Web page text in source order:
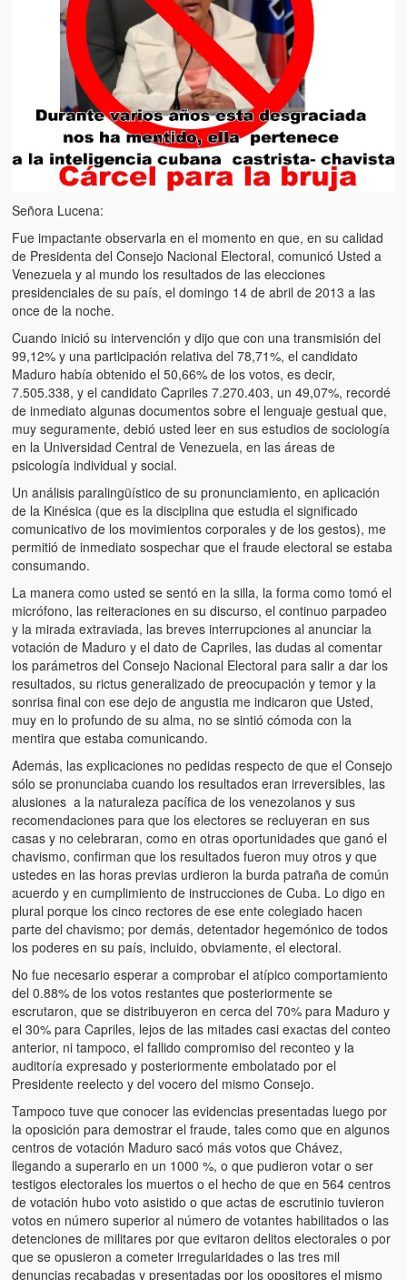
El Tipo y los Rojos en Los Teques (The Jerk and the Reds in
Teques)
Hablé con Chavistas (I spoke with chavistas)
La burla del Chavez “tan amante de los niños” (The mockery of
Chavez “such a children lover”)
Los niños de las calles de Venezuela (Children of the streets of
Venezuela)
Luis y El Mono… en armas (Luis and El Mono… armed)
Puente Llaguno, Miraflores… ¿y Lina?
Radio Emisoras y canales de televisión clausurados por el
de Chávez hasta el 2009
Victimas del 11 de abril de 2002
Víctimas del régimen dictatorial de Chávez desde que tomó el
poder hasta el 31 de diciembre de 2009
Víctimas inocentes de la violencia castrista del 4 de Febrero de
1992
¡¡¡Miserable traidor, mira a tu pueblo!!! (Despicable traitor, look
your country!!!)
Versos
Cuentos
Videos
Chistes
Señora Lucena:
Fue impactante observarla en el momento en que, en su calidad
de Presidenta del Consejo Nacional Electoral, comunicó Usted a
Venezuela y al mundo los resultados de las elecciones
presidenciales de su país, el domingo 14 de abril de 2013 a las
once de la noche.
Cuando inició su intervención y dijo que con una transmisión del
99,12% y una participación relativa del 78,71%, el candidato
Maduro había obtenido el 50,66% de los votos, es decir,
7.505.338, y el candidato Capriles 7.270.403, un 49,07%, recordé
de inmediato algunas documentos sobre el lenguaje gestual que,
muy seguramente, debió usted leer en sus estudios de sociología
en la Universidad Central de Venezuela, en las áreas de
psicología individual y social.
Un análisis paralingüístico de su pronunciamiento, en aplicación
de la Kinésica (que es la disciplina que estudia el significado
comunicativo de los movimientos corporales y de los gestos), me
permitió de inmediato sospechar que el fraude electoral se estaba
consumando.
La manera como usted se sentó en la silla, la forma como tomó el
micrófono, las reiteraciones en su discurso, el continuo parpadeo
y la mirada extraviada, las breves interrupciones al anunciar la
votación de Maduro y el dato de Capriles, las dudas al comentar
los parámetros del Consejo Nacional Electoral para salir a dar los
resultados, su rictus generalizado de preocupación y temor y la
sonrisa final con ese dejo de angustia me indicaron que Usted,
muy en lo profundo de su alma, no se sintió cómoda con la
mentira que estaba comunicando.
Además, las explicaciones no pedidas respecto de que el Consejo
sólo se pronunciaba cuando los resultados eran irreversibles, las
alusiones a la naturaleza pacífica de los venezolanos y sus
recomendaciones para que los electores se recluyeran en sus
casas y no celebraran, como en otras oportunidades que ganó el
chavismo, confirman que los resultados fueron muy otros y que
ustedes en las horas previas urdieron la burda patraña de común
acuerdo y en cumplimiento de instrucciones de Cuba. Lo digo en
plural porque los cinco rectores de ese ente colegiado hacen
parte del chavismo; por demás, detentador hegemónico de todos
los poderes en su país, incluido, obviamente, el electoral.
No fue necesario esperar a comprobar el atípico comportamiento
del 0.88% de los votos restantes que posteriormente se
escrutaron, que se distribuyeron en cerca del 70% para Maduro y
el 30% para Capriles, lejos de las mitades casi exactas del conteo
anterior, ni tampoco, el fallido compromiso del reconteo y la
auditoría expresado y posteriormente embolatado por el
Presidente reelecto y del vocero del mismo Consejo.
Tampoco tuve que conocer las evidencias presentadas luego por
la oposición para demostrar el fraude, tales como que en algunos
centros de votación Maduro sacó más votos que Chávez,
llegando a superarlo en un 1000 %, o que pudieron votar o ser
testigos electorales los muertos o el hecho de que en 564 centros
de votación hubo voto asistido o que actas de escrutinio tuvieron
votos en número superior al número de votantes habilitados o las
detenciones de militares por que evitaron delitos electorales o por
que se opusieron a cometer irregularidades o las tres mil
denuncias recabadas y presentadas por los opositores el mismo